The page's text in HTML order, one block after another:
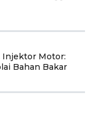
Injektor Motor:
Bahan Bakar